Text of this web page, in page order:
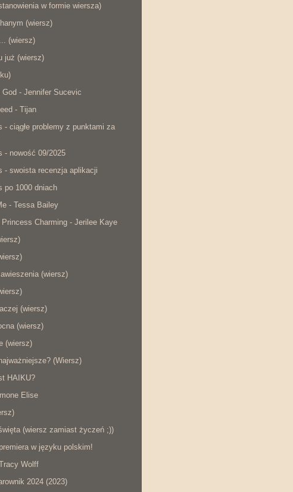
w formie wiersza)
(wiersz)
(wiersz)
już (wiersz)
God - Jennifer Sucevic
- Tijan
- ciągłe problemy z punktami za
- nowość 09/2025
- swoista recenzja aplikacji
po 1000 dniach
- Tessa Bailey
Princess Charming - Jerilee Kaye
(wiersz)
(wiersz)
(wiersz)
(wiersz)
(Wiersz)
HAIKU?
Elise
(wiersz zamiast życzeń ;))
w języku polskim!
Wolff
2024 (2023)